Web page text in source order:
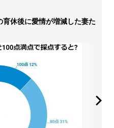
休後に愛情が増減した妻た